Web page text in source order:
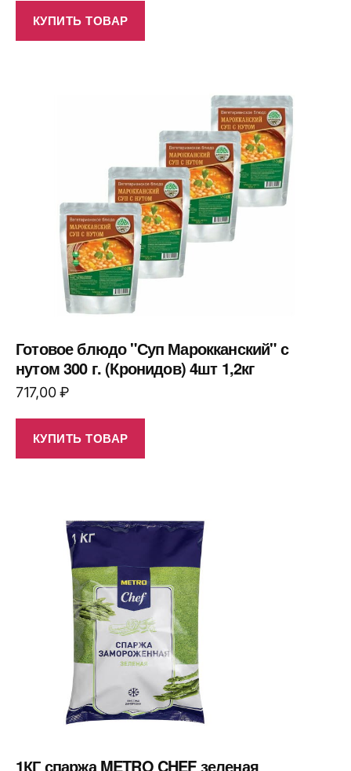
КУПИТЬ ТОВАР
Готовое блюдо "Суп Марокканский" с
нутом 300 г. (Кронидов) 4шт 1,2кг
717,00₽
КУПИТЬ ТОВАР
1КГ спаржа METRO CHEF зеленая